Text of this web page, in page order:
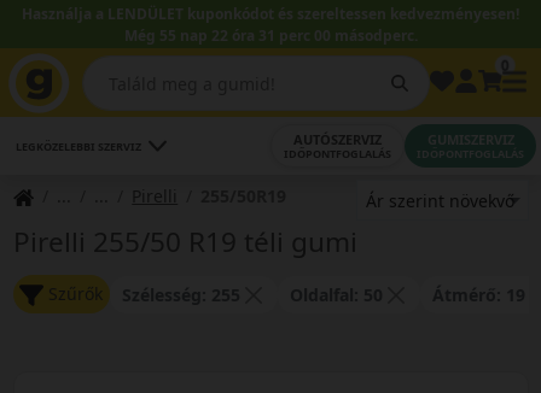
Használja a LENDÜLET kuponkódot és szereltessen kedvezményesen!
Még 55 nap 22 óra 31 perc 00 másodperc.
LEGKÖZELEBBI SZERVIZ AUTÓSZERVIZ
IDŐPONTFOGLALÁS
GUMISZERVIZ
IDŐPONTFOGLALÁS
Pirelli
Pirelli 255/50 R19 téli gumi
Szűrők